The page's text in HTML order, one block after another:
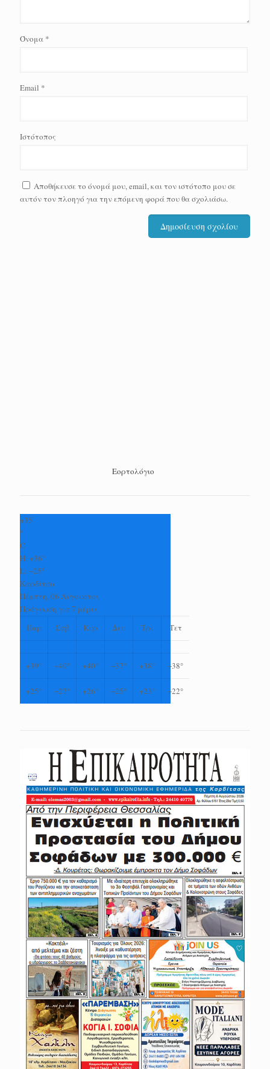
Όνομα *
Email *
Ιστότοπος
Αποθήκευσε το όνομά μου, email, και τον ιστότοπο μου σε
αυτόν τον πλοηγό για την επόμενη φορά που θα σχολιάσω.
Εορτολόγιο
+35
°
C
H: +36°
L: +25°
Καρδίτσα
Πέμπτη, 06 Αύγουστος
Πρόγνωση για 7 μέρες
Παρ
Σαβ Κυρ Δευ Τρι Τετ
+39° +40° +40° +37° +38° +38°
+25° +27° +26° +25° +23° +22°